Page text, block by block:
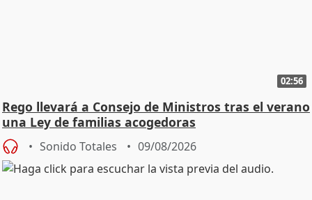
02:56
Rego llevará a Consejo de Ministros tras el verano
una Ley de familias acogedoras
Sonido Totales 09/08/2026